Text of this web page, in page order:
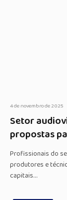
4 de novembro de 2025
Setor
propostas
Profissionais do
produtores e
capitais…